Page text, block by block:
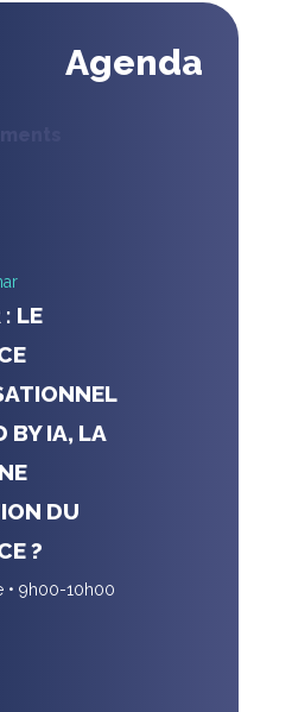
Agenda
LE
BY IA, LA
DU
?
• 9h00-10h00